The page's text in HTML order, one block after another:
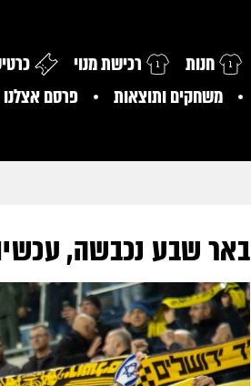
חנות רכישת מנוי
משחקים ותוצאות
פרסם אצלנו
באר שבע נכבשה,